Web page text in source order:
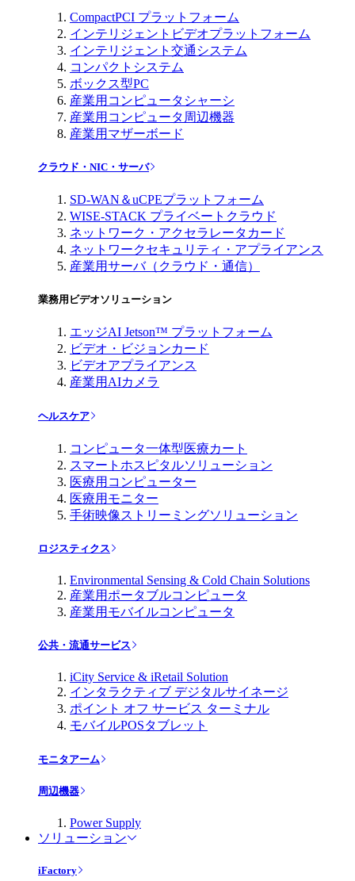
CompactPCI プラットフォーム
インテリジェントビデオプラットフォーム
インテリジェント交通システム
コンパクトシステム
ボックス型PC
産業用コンピュータシャーシ
産業用コンピュータ周辺機器
産業用マザーボード
クラウド・NIC・サーバ
SD-WAN＆uCPEプラットフォーム
WISE-STACK プライベートクラウド
ネットワーク・アクセラレータカード
ネットワークセキュリティ・アプライアンス
産業用サーバ（クラウド・通信）
業務用ビデオソリューション
エッジAI Jetson™ プラットフォーム
ビデオ・ビジョンカード
ビデオアプライアンス
産業用AIカメラ
ヘルスケア
コンピュータ一体型医療カート
スマートホスピタルソリューション
医療用コンピューター
医療用モニター
手術映像ストリーミングソリューション
ロジスティクス
Environmental Sensing & Cold Chain Solutions
産業用ポータブルコンピュータ
産業用モバイルコンピュータ
公共・流通サービス
iCity Service & iRetail Solution
インタラクティブ デジタルサイネージ
ポイント オフ サービス ターミナル
モバイルPOSタブレット
モニタアーム
周辺機器
Power Supply
ソリューション
iFactory